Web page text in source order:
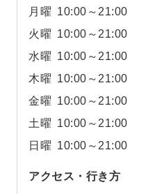
月曜 10:00～21:00
火曜 10:00～21:00
水曜 10:00～21:00
木曜 10:00～21:00
金曜 10:00～21:00
土曜 10:00～21:00
日曜 10:00～21:00
アクセス・行き方